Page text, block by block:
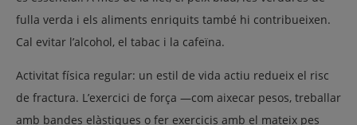
fulla verda i els aliments enriquits també hi contribueixen.
Cal evitar l’alcohol, el tabac i la cafeïna.
Activitat física regular: un estil de vida actiu redueix el risc
de fractura. L’exercici de força —com aixecar pesos, treballar
amb bandes elàstiques o fer exercicis amb el mateix pes